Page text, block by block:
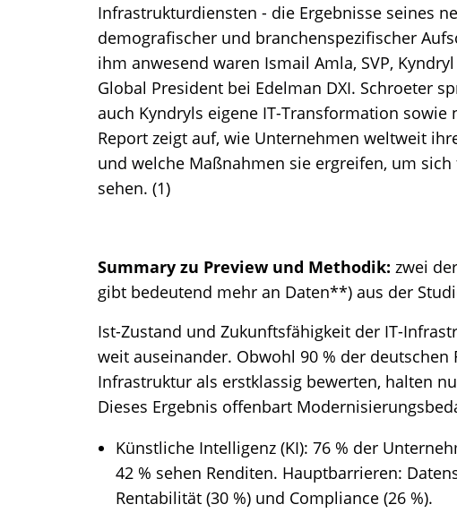
Infrastrukturdiensten - die Ergebnisse seines
demografischer und branchenspezifischer
ihm anwesend waren Ismail Amla, SVP,
Global President bei Edelman DXI. Schroeter
auch Kyndryls eigene IT-Transformation sowie
Report zeigt auf, wie Unternehmen weltweit
und welche Maßnahmen sie ergreifen, um
sehen. (1)
Summary zu Preview und Methodik: zwei
gibt bedeutend mehr an Daten**) aus der
Ist-Zustand und Zukunftsfähigkeit der IT-
weit auseinander. Obwohl 90 % der deutschen
Infrastruktur als erstklassig bewerten, halten
Dieses Ergebnis offenbart
Künstliche Intelligenz (KI): 76 % der
42 % sehen Renditen. Hauptbarrieren:
Rentabilität (30 %) und Compliance (26 %).